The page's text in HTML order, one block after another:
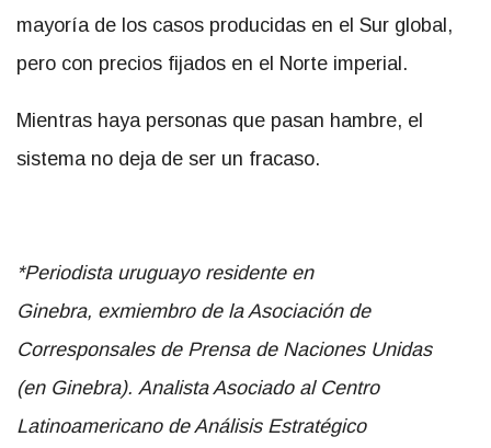
mayoría de los casos producidas en el Sur global,
pero con precios fijados en el Norte imperial.
Mientras haya personas que pasan hambre, el
sistema no deja de ser un fracaso.
*Periodista uruguayo residente en
Ginebra, exmiembro de la Asociación de
Corresponsales de Prensa de Naciones Unidas
(enGinebra). Analista Asociado al Centro
Latinoamericano de Análisis Estratégico